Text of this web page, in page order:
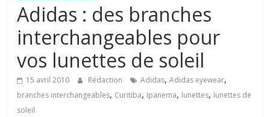
santé
de
toute
famille
Adidas : des branches
interchangeables pour
vos lunettes de soleil
15 avril 2010 Rédaction Adidas,Adidas eyewear,
branches interchangeables, Curitiba, Ipanema, lunettes, lunettes de
soleil